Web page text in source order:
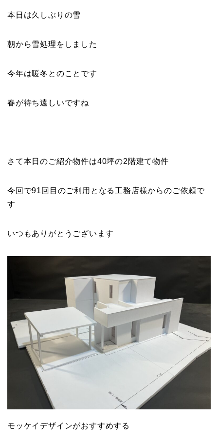
本日は久しぶりの雪
朝から雪処理をしました
今年は暖冬とのことです
春が待ち遠しいですね
さて本日のご紹介物件は40坪の2階建て物件
今回で91回目のご利用となる工務店様からのご依頼で
す
いつもありがとうございます
モッケイデザインがおすすめする